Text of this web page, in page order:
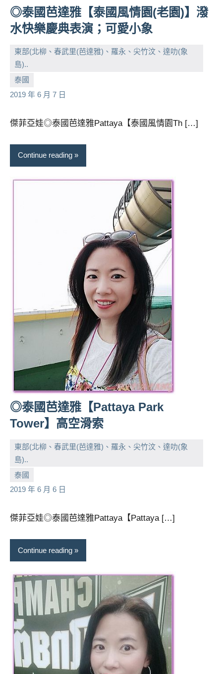
◎泰國芭達雅【泰國風情園(老園)】潑
水快樂慶典表演；可愛小象
東部(北柳、春武里(芭達雅)、羅永、尖竹汶、達叻(象
島)..
泰國
2019 年 6 月 7 日
小
芳
No
comments
傑菲亞娃◎泰國芭達雅Pattaya【泰國風情園Th […]
Continue reading
◎泰國芭達雅【Pattaya Park
Tower】高空滑索
東部(北柳、春武里(芭達雅)、羅永、尖竹汶、達叻(象
島)..
泰國
2019 年 6 月 6 日
小
芳
No
comments
傑菲亞娃◎泰國芭達雅Pattaya【Pattaya […]
Continue reading